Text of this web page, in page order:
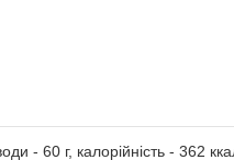
- 60 г, калорійність - 362